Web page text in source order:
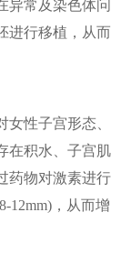
异常及染色体问
进行移植，从而
性子宫形态、
在积水、子宫肌
药物对激素进行
12mm)，从而增